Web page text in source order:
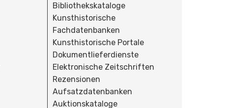
Bibliothekskataloge
Kunsthistorische
Fachdatenbanken
Kunsthistorische Portale
Dokumentlieferdienste
Elektronische Zeitschriften
Rezensionen
Aufsatzdatenbanken
Auktionskataloge